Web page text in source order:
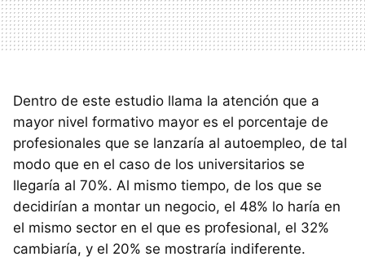
Dentro de este estudio llama la atención que a
mayor nivel formativo mayor es el porcentaje de
profesionales que se lanzaría al autoempleo, de tal
modo que en el caso de los universitarios se
llegaría al 70%. Al mismo tiempo, de los que se
decidirían a montar un negocio, el 48% lo haría en
el mismo sector en el que es profesional, el 32%
cambiaría, y el 20% se mostraría indiferente.